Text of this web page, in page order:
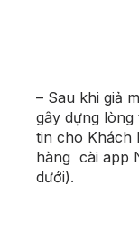
– Sau khi giả
gây dựng
tin cho Khách
hàng cài app
dưới).